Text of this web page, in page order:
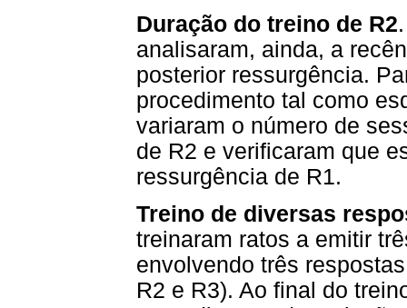
Duração do treino de R2
analisaram, ainda, a
posterior ressurgência.
procedimento tal como
variaram o número de
de R2 e verificaram que
ressurgência de R1.
Treino de diversas
treinaram ratos a emitir
envolvendo três
R2 e R3). Ao final do